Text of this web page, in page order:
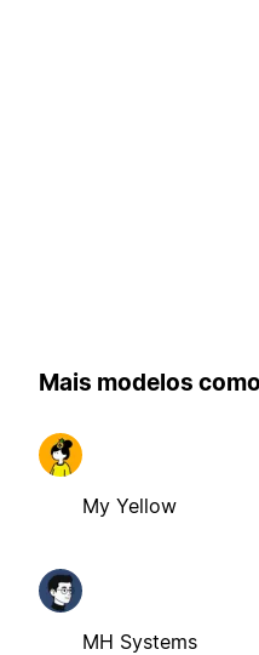
Mais modelos
My Yellow
MH Systems